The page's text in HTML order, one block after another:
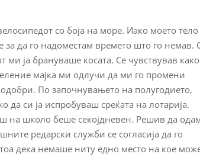
со боја на море. Иако моето тело
да го надоместам времето што го немав.
ја брануваше косата. Се чувствував како
мајка ми одлучи да ми го промени
По започнувањето на полугодието,
да си ја испробуваш среќата на лотарија.
на школо беше секојдневен. Решив да
редарски служби се согласија да го
дека немаше ниту едно место на кое